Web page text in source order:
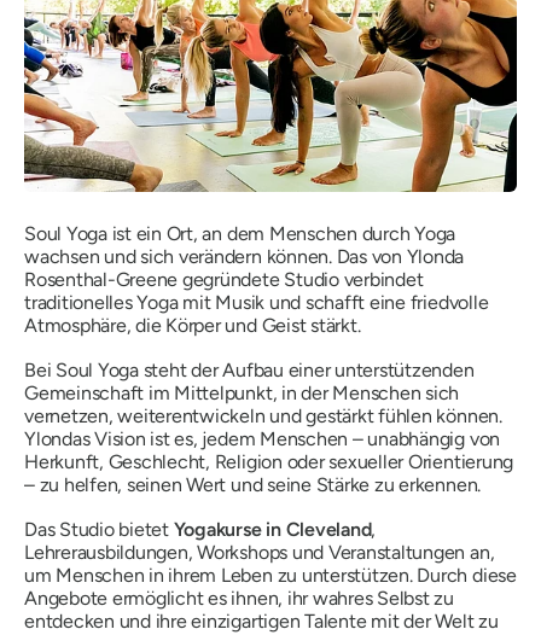
Soul Yoga ist ein Ort, an dem Menschen durch Yoga
wachsen und sich verändern können. Das von Ylonda
Rosenthal-Greene gegründete Studio verbindet
traditionelles Yoga mit Musik und schafft eine friedvolle
Atmosphäre, die Körper und Geist stärkt.
Bei Soul Yoga steht der Aufbau einer unterstützenden
Gemeinschaft im Mittelpunkt, in der Menschen sich
vernetzen, weiterentwickeln und gestärkt fühlen können.
Ylondas Vision ist es, jedem Menschen – unabhängig von
Herkunft, Geschlecht, Religion oder sexueller Orientierung
– zu helfen, seinen Wert und seine Stärke zu erkennen.
Das Studio bietet Yogakurse in Cleveland,
Lehrerausbildungen, Workshops und Veranstaltungen an,
um Menschen in ihrem Leben zu unterstützen. Durch diese
Angebote ermöglicht es ihnen, ihr wahres Selbst zu
entdecken und ihre einzigartigen Talente mit der Welt zu